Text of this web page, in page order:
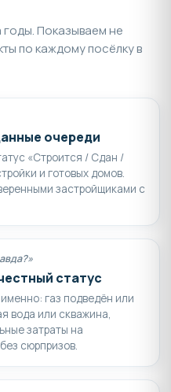
Показываем не
по каждому посёлку в
очереди
«Строится / Сдан /
и готовых домов.
застройщиками с
статус
газ подведён или
вода или скважина,
затраты на
сюрпризов.